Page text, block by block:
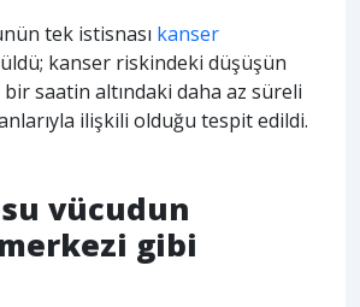
tek istisnası kanser
kanser riskindeki düşüşün
bir saatin altındaki daha az süreli
ilişkili olduğu tespit edildi.
vücudun
gibi